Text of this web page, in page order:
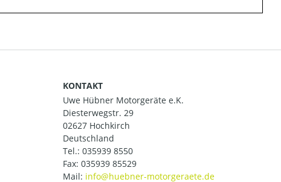
KONTAKT
Uwe Hübner Motorgeräte e.K.
Diesterwegstr. 29
02627 Hochkirch
Deutschland
Tel.: 035939 8550
Fax: 035939 85529
Mail: